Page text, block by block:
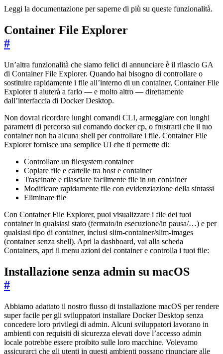
Leggi la documentazione per saperne di più su queste funzionalità.
Container File Explorer
#
Un’altra funzionalità che siamo felici di annunciare è il rilascio GA
di Container File Explorer. Quando hai bisogno di controllare o
sostituire rapidamente i file all’interno di un container, Container File
Explorer ti aiuterà a farlo — e molto altro — direttamente
dall’interfaccia di Docker Desktop.
Non dovrai ricordare lunghi comandi CLI, armeggiare con lunghi
parametri di percorso sul comando docker cp, o frustrarti che il tuo
container non ha alcuna shell per controllare i file. Container File
Explorer fornisce una semplice UI che ti permette di:
Controllare un filesystem container
Copiare file e cartelle tra host e container
Trascinare e rilasciare facilmente file in un container
Modificare rapidamente file con evidenziazione della sintassi
Eliminare file
Con Container File Explorer, puoi visualizzare i file dei tuoi
container in qualsiasi stato (fermato/in esecuzione/in pausa/…) e per
qualsiasi tipo di container, inclusi slim-container/slim-images
(container senza shell). Apri la dashboard, vai alla scheda
Containers, apri il menu azioni del container e controlla i tuoi file:
Installazione senza admin su macOS
#
Abbiamo adattato il nostro flusso di installazione macOS per rendere
super facile per gli sviluppatori installare Docker Desktop senza
concedere loro privilegi di admin. Alcuni sviluppatori lavorano in
ambienti con requisiti di sicurezza elevati dove l’accesso admin
locale potrebbe essere proibito sulle loro macchine. Volevamo
assicurarci che gli utenti in questi ambienti possano rinunciare alle